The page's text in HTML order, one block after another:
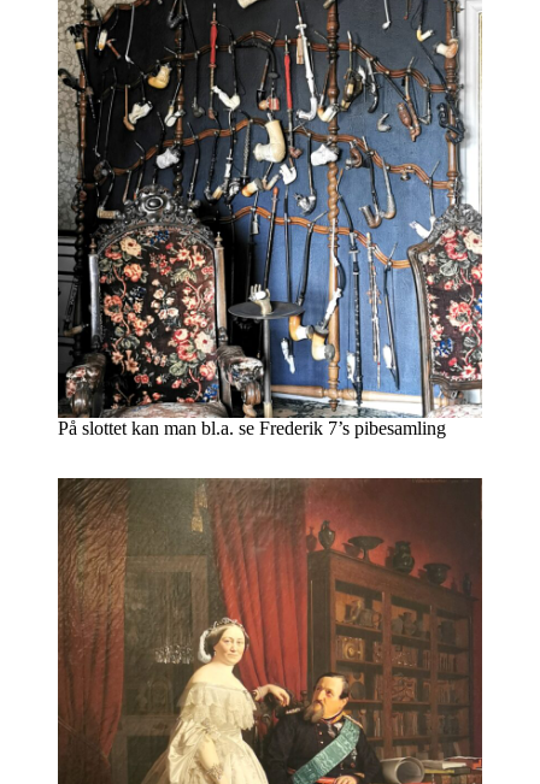
På slottet kan man bl.a. se Frederik 7’s pibesamling